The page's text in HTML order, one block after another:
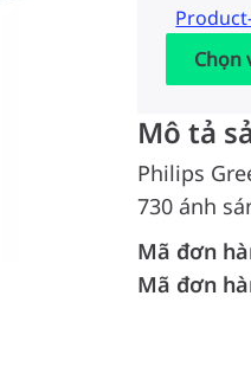
Chọn
Mô tả
Philips
730 ánh
Mã đơn
Mã đơn